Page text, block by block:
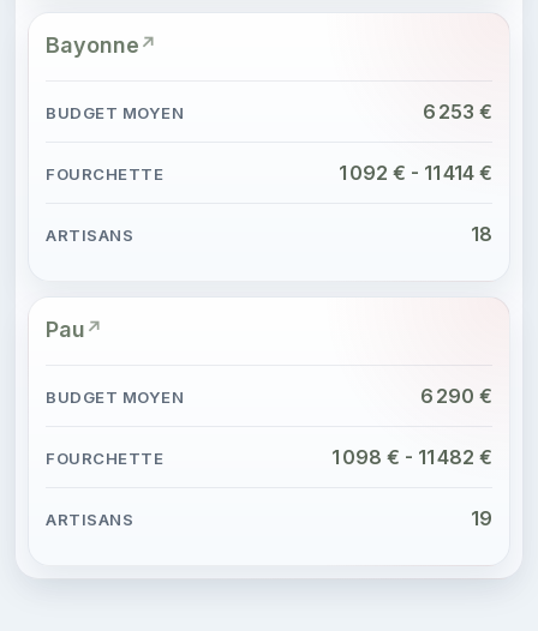
Bayonne
6 253 €
1 092 € - 11 414 €
18
Pau
6 290 €
1 098 € - 11 482 €
19